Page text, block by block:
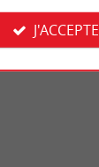
J'ACCEPTE